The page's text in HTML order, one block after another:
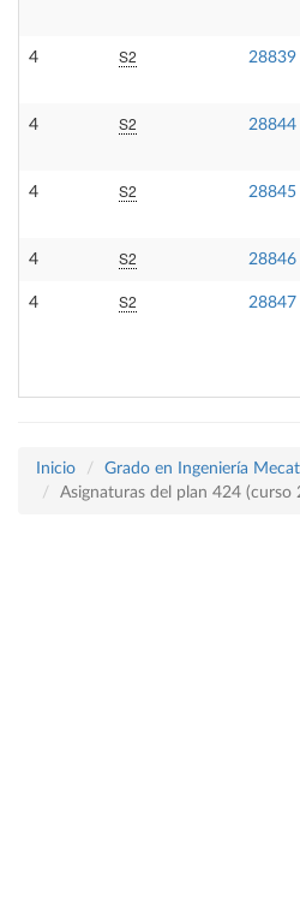
4 S2 28839
4 S2 28844
4 S2 28845
4 S2 28846
4 S2 28847
Inicio
Grado en Ingeniería
Asignaturas del plan 424 (curso